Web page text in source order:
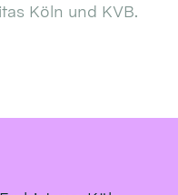
Köln und KVB.